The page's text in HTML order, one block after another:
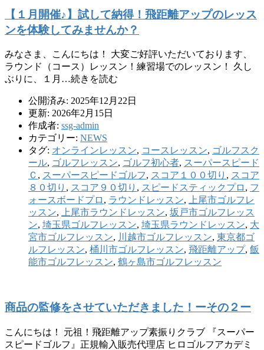
【１月開催♪】試して納得！飛距離アップのレッス
ンを体験してみませんか？
みなさま、こんにちは！ 大変ご好評いただいております、
ラウンド（コース）レッスン！練習場でのレッスン！ 久し
ぶりに、１月…続きを読む
公開済み: 2025年12月22日
更新: 2026年2月15日
作成者: ssg-admin
カテゴリー: NEWS
タグ: オンラインレッスン, コースレッスン, ゴルフスク
ール, ゴルフレッスン, ゴルフ初心者, スーパースピード
Ｃ , スーパースピードゴルフ, スコア１００切り , スコア
８０切り , スコア９０切り , スピードスティックプロ , フ
ォースボードプロ , ラウンドレッスン,
上尾市ゴルフレ
ッスン, 上尾市ラウンドレッスン, 坂戸市ゴルフレッス
ン, 埼玉県ゴルフレッスン, 埼玉県ラウンドレッスン, 大
宮市ゴルフレッスン, 川越市ゴルフレッスン, 東京都ゴ
ルフレッスン, 桶川市ゴルフレッスン, 飛距離アップ, 飯
能市ゴルフレッスン, 鶴ヶ島市ゴルフレッスン
商品の監修をさせていただきました！ーその２ー
こんにちは！ 元祖！飛距離アップ素振りクラブ 『スーパー
スピードゴルフ』正規輸入販売代理店 ヒロゴルフアカデミ